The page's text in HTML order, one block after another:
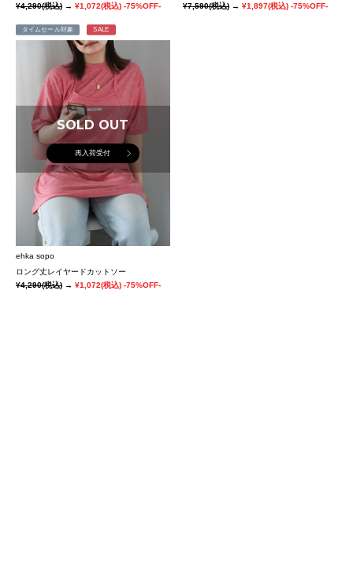
¥4,290(税込) → ¥1,072(税込) -75%OFF-
¥7,590(税込)→¥1,897(税込) -75%OFF-
タイムセール対象 SALE
SOLD OUT
再入荷受付
ehka sopo
ロング丈レイヤードカットソー
¥4,290(税込) → ¥1,072(税込) -75%OFF-